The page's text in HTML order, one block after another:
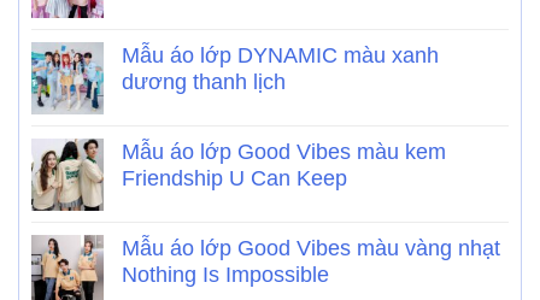
Mẫu áo lớp DYNAMIC màu xanh
dương thanh lịch
Mẫu áo lớp Good Vibes màu kem
Friendship U Can Keep
Mẫu áo lớp Good Vibes màu vàng nhạt
Nothing Is Impossible